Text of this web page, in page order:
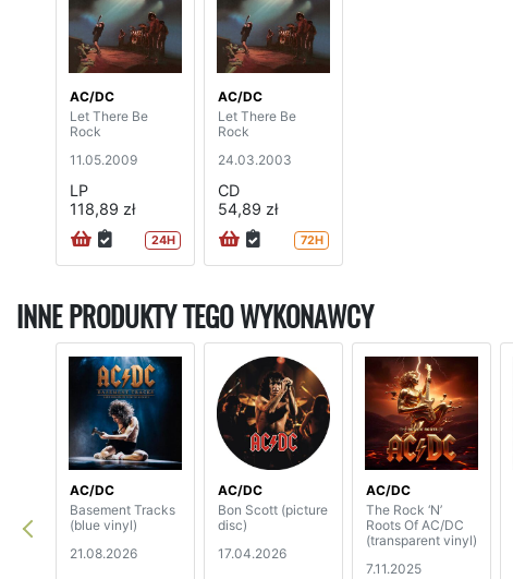
AC/DC
Let There Be
Rock
11.05.2009
LP
118,89 zł
24H
AC/DC
Let There Be
Rock
24.03.2003
CD
54,89 zł
72H
INNE PRODUKTY TEGO WYKONAWCY
AC/DC
Basement Tracks
(blue vinyl)
21.08.2026
AC/DC
Bon Scott (picture
disc)
17.04.2026
AC/DC
The Rock ‘N’
Roots Of AC/DC
(transparent vinyl)
7.11.2025